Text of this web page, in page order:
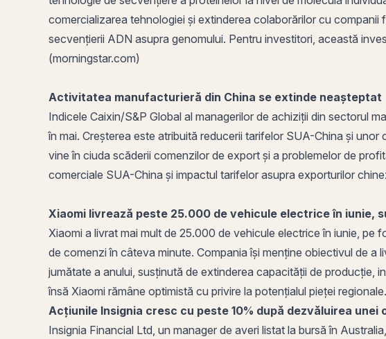
comercializarea tehnologiei și extinderea colaborărilor cu
secvențierii ADN asupra genomului. Pentru investitori, această
(morningstar.com)
Activitatea manufacturieră din China se extinde neașteptat
Indicele Caixin/S&P Global al managerilor de achiziții din sectorul
în mai. Creșterea este atribuită reducerii tarifelor SUA-China și
vine în ciuda scăderii comenzilor de export și a problemelor de
comerciale SUA-China și impactul tarifelor asupra exporturilor
Xiaomi livrează peste 25.000 de vehicule electrice în iunie,
Xiaomi a livrat mai mult de 25.000 de vehicule electrice în iunie,
de comenzi în câteva minute. Compania își menține obiectivul de
jumătate a anului, susținută de extinderea capacității de producție,
însă Xiaomi rămâne optimistă cu privire la potențialul pieței
Acțiunile Insignia cresc cu peste 10% după dezvăluirea
Insignia Financial Ltd, un manager de averi listat la bursă în